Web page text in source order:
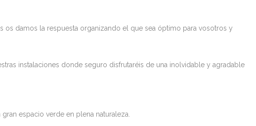
os damos la respuesta organizando el que sea óptimo para vosotros y
instalaciones donde seguro disfrutaréis de una inolvidable y agradable
espacio verde en plena naturaleza.